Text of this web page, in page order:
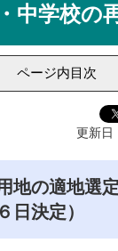
中学校の
ページ内目次
更新日
地の適地選
日決定）